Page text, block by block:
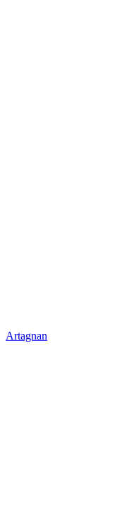
Artagnan